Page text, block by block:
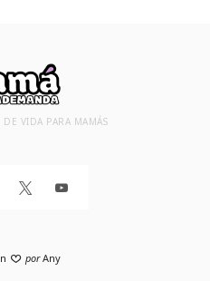
VIDA PARA MAMÁS
porAny